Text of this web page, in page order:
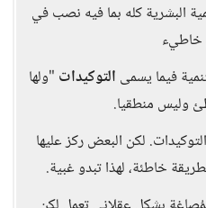
البشرية كله بما فيه نصب في
خاطيء
فيما يسمى التوكيدات "ولها
وليس منطقيا.
لكن البعض ركز عليها
خاطئة، لهذا تبدو غبية.